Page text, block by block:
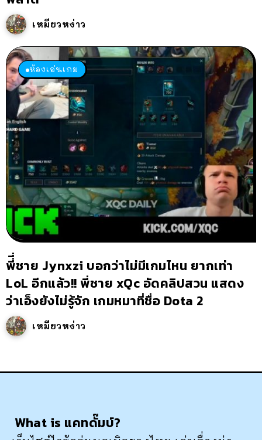
เหมียวหง่าว
ห้องเล่นเกม
พี่ี่ชาย Jynxzi บอกว่าไม่มีเกมไหน ยากเท่า
LoL อีกแล้ว!! พี่ชาย xQc อัดคลิปสวน แสดง
ว่าเอ็งยังไม่รู้จัก เกมหมาที่ชื่อ Dota 2
เหมียวหง่าว
What is แคทดั๊มบ์?